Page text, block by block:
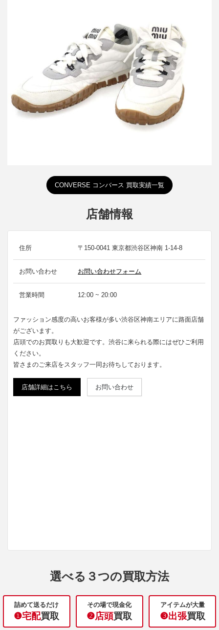
ミュウミュウ Tyre テクニカルファブリックxスエードレザースニ
ーカー
買取金額30,000円
詳しく見る
CONVERSE コンバース 買取実績一覧
店舗情報
住所 〒150-0041 東京都渋谷区神南 1-14-8
お問い合わせ お問い合わせフォーム
営業時間 12:00 ~ 20:00
ファッション感度の高いお客様が多い渋谷区神南エリアに路面店舗
がございます。
店頭でのお買取りも大歓迎です。渋谷に来られる際にはぜひご利用
ください。
皆さまのご来店をスタッフ一同お待ちしております。
店舗詳細はこちら お問い合わせ
選べる３つの買取方法
詰めて送るだけ
❶宅配買取
その場で現金化
❷店頭買取
アイテムが大量
❸出張買取